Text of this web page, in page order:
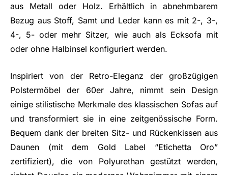
aus Metall oder Holz. Erhältlich in abnehmbarem
Bezug aus Stoff, Samt und Leder kann es mit 2-, 3-,
4-, 5- oder mehr Sitzer, wie auch als Ecksofa mit
oder ohne Halbinsel konfiguriert werden.
Inspiriert von der Retro-Eleganz der großzügigen
Polstermöbel der 60er Jahre, nimmt sein Design
einige stilistische Merkmale des klassischen Sofas auf
und transformiert sie in eine zeitgenössische Form.
Bequem dank der breiten Sitz- und Rückenkissen aus
Daunen (mit dem Gold Label “Etichetta Oro”
zertifiziert), die von Polyurethan gestützt werden,